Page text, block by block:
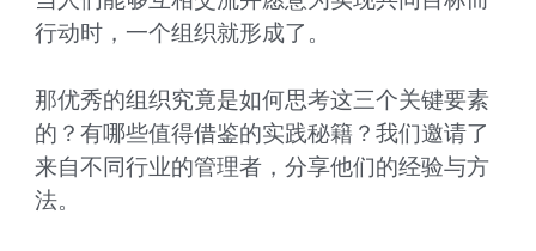
行动时，一个组织就形成了。
那优秀的组织究竟是如何思考这三个关键要素
的？有哪些值得借鉴的实践秘籍？我们邀请了
来自不同行业的管理者，分享他们的经验与方
法。